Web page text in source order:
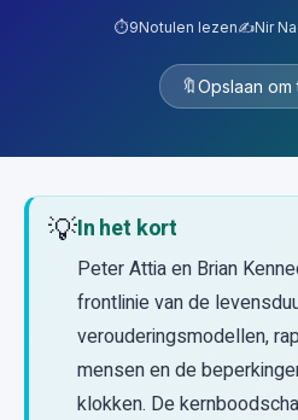
⏱️9Notulen lezen✍️Nir
🔖Opslaan
💡In het kort
Peter Attia en Brian
frontlinie van de
verouderingsmodellen,
mensen en de
klokken. De